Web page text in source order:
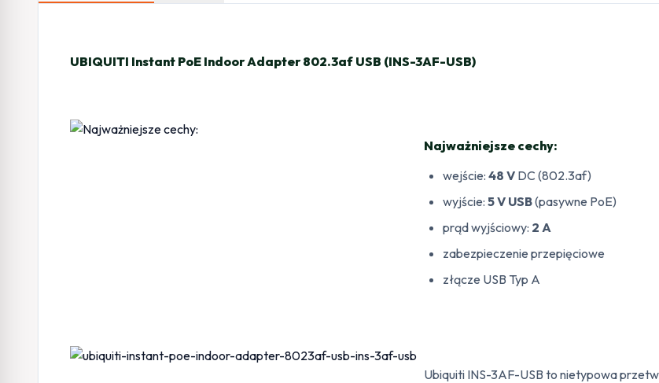
UBIQUITI Instant PoE Indoor Adapter 802.3af USB (INS-3AF-USB)
Najważniejsze cechy:
wejście:48 V DC (802.3af)
wyjście:5 V USB(pasywne PoE)
prąd wyjściowy: 2 A
zabezpieczenie przepięciowe
złącze USB Typ A
Ubiquiti INS-3AF-USB to nietypowa